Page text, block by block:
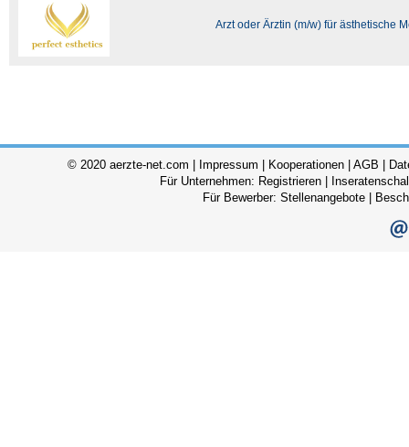
Arzt oder Ärztin (m/w) für ästhetische
© 2020 aerzte-net.com | Impressum Kooperationen AGB
Für Unternehmen: Registrieren
Für Bewerber: Stellenangebote